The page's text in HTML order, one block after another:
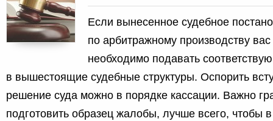
Если вынесенное судебное
по арбитражному производству вас
необходимо подавать
в вышестоящие судебные структуры. Оспорить
решение суда можно в порядке кассации. Важно
подготовить образец жалобы, лучше всего, чтобы